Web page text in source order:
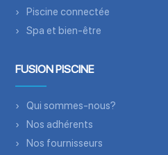
Piscine connectée
Spa et bien-être
FUSION PISCINE
Qui sommes-nous?
Nos adhérents
Nos fournisseurs